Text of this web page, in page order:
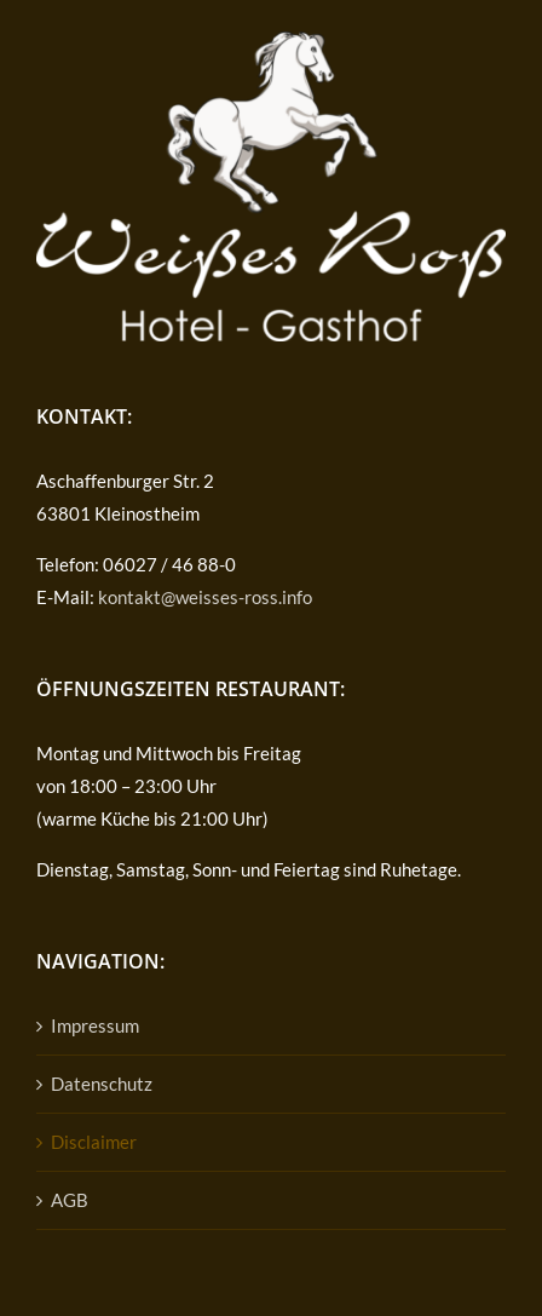
KONTAKT:
Aschaffenburger Str. 2
63801 Kleinostheim
Telefon: 06027 / 46 88-0
E-Mail: kontakt@weisses-ross.info
ÖFFNUNGSZEITEN RESTAURANT:
Montag und Mittwoch bis Freitag
von 18:00 – 23:00 Uhr
(warme Küche bis 21:00 Uhr)
Dienstag, Samstag, Sonn- und Feiertag sind Ruhetage.
NAVIGATION:
Impressum
Datenschutz
Disclaimer
AGB